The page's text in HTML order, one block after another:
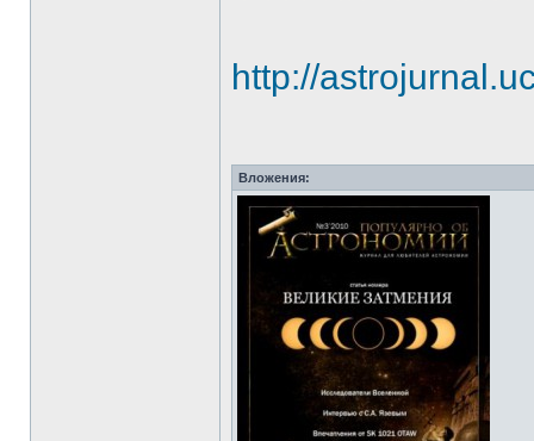
http://
Вложения: